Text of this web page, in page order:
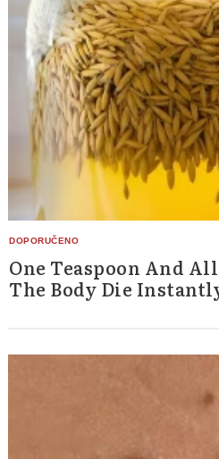
One Teaspoon And
The Body Die